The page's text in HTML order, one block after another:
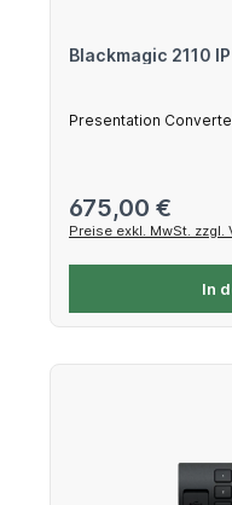
Blackmagic 2110
Presentation
Regulärer Preis:
675,00 €
Preise exkl. MwSt. zzgl.
In